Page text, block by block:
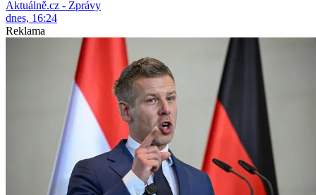
Aktuálně.cz - Zprávy
dnes, 16:24
Reklama